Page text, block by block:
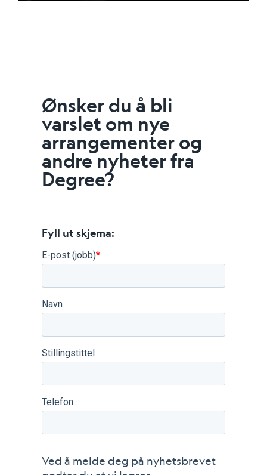
Ønsker du å bli
varslet om nye
arrangementer og
andre nyheter fra
Degree?
Fyll ut skjema:
E-post (jobb)*
Navn
Stillingstittel
Telefon
Ved å melde deg på nyhetsbrevet